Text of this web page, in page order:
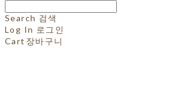
Search 검색
Log In 로그인
Cart 장바구니